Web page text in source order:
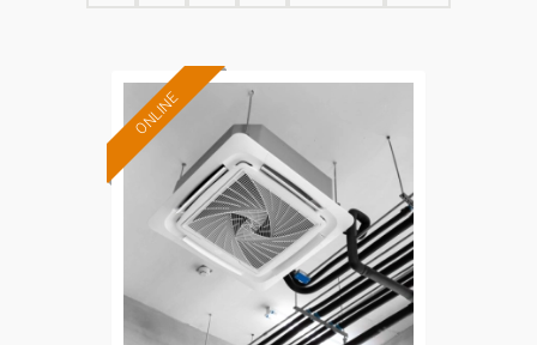
ONLINE
Formación 100%
subvencionada.
Para desempleados,
trabajadores y autónomos.
Sector
-Metal.